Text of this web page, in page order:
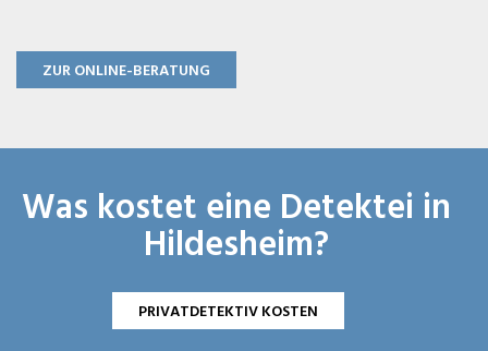
ZUR ONLINE-BERATUNG
Was kostet eine Detektei in
Hildesheim?
PRIVATDETEKTIV KOSTEN